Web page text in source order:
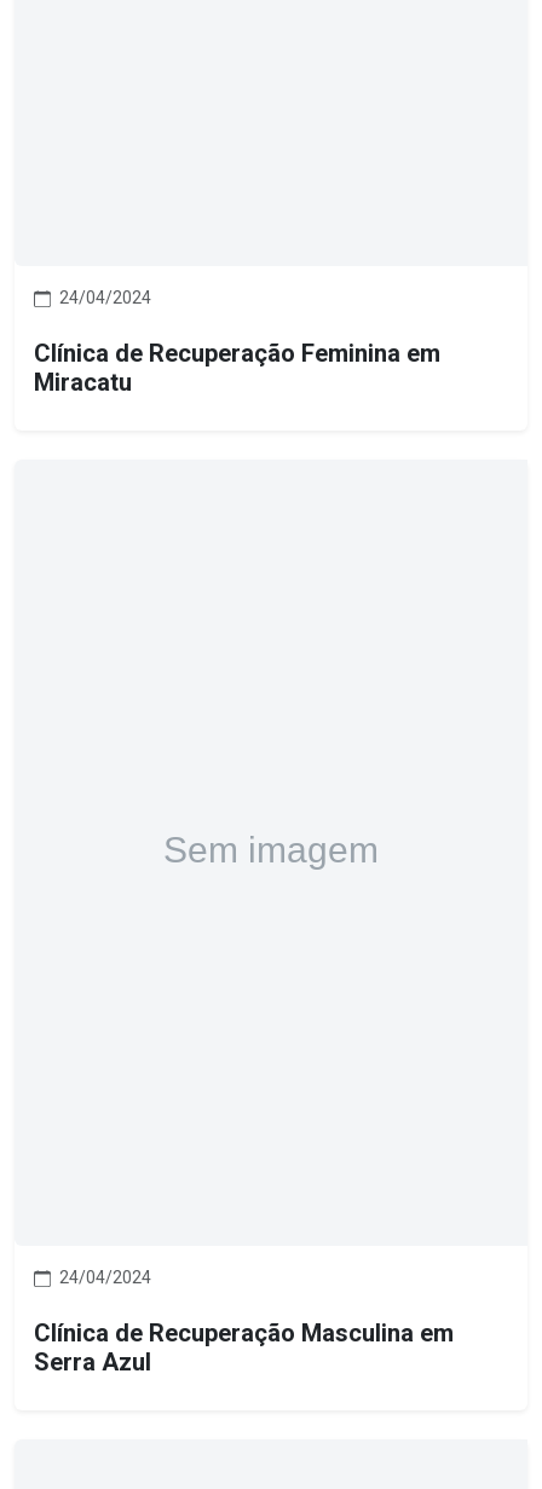
24/04/2024
Clínica de Recuperação Feminina em
Miracatu
24/04/2024
Clínica de Recuperação Masculina em
Serra Azul